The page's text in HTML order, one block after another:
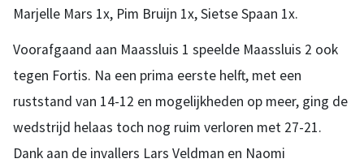
Marjelle Mars 1x, Pim Bruijn 1x, Sietse Spaan 1x.
Voorafgaand aan Maassluis 1 speelde Maassluis 2 ook
tegen Fortis. Na een prima eerste helft, met een
ruststand van 14-12 en mogelijkheden op meer, ging de
wedstrijd helaas toch nog ruim verloren met 27-21.
Dank aan de invallers Lars Veldman en Naomi